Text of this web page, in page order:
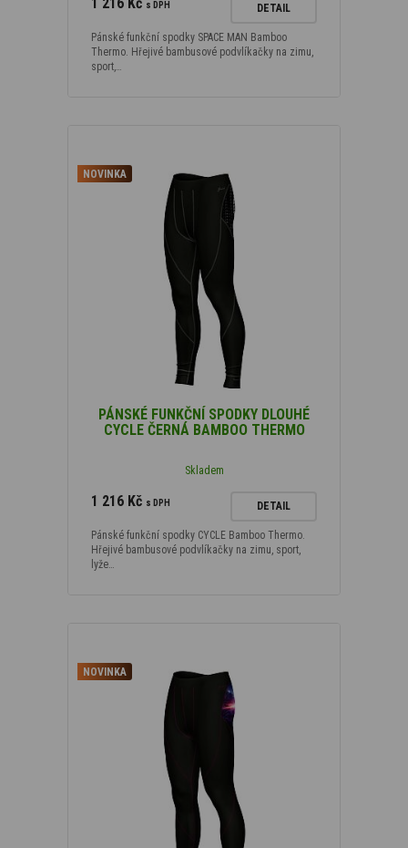
s DPH DETAIL
Pánské funkční spodky SPACE MAN Bamboo
Thermo. Hřejivé bambusové podvlíkačky na zimu,
sport,…
NOVINKA
PÁNSKÉ FUNKČNÍ SPODKY DLOUHÉ
CYCLE ČERNÁ BAMBOO THERMO
Skladem
1 216 Kč s DPH DETAIL
Pánské funkční spodky CYCLE Bamboo Thermo.
Hřejivé bambusové podvlíkačky na zimu, sport,
lyže…
NOVINKA